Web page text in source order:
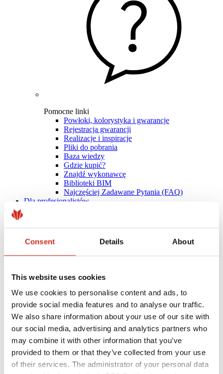
Consent Details About
This website uses cookies
We use cookies to personalise content and ads, to
provide social media features and to analyse our traffic.
We also share information about your use of our site with
our social media, advertising and analytics partners who
may combine it with other information that you’ve
provided to them or that they’ve collected from your use
of their services. The administrator of your personal data
Pomocne linki
Powłoki, kolorystyka i gwarancje
Rejestracja gwarancji
Realizacje i inspiracje
Pliki do pobrania
Baza wiedzy
Gdzie kupić?
Znajdź wykonawcę
Biblioteki BIM
Najczęściej Zadawane Pytania (FAQ)
Dla profesjonalistów
Dystrybutorzy